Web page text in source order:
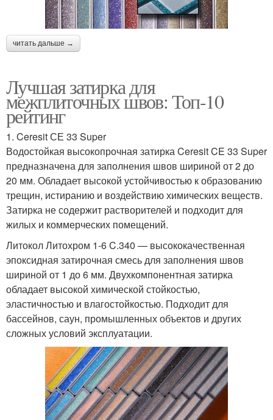
читать дальше →
Лучшая затирка для
межплиточных швов: Топ-10
рейтинг
1. Ceresit СЕ 33 Super
Водостойкая высокопрочная затирка Ceresit CE 33 Super
предназначена для заполнения швов шириной от 2 до
20 мм. Обладает высокой устойчивостью к образованию
трещин, истиранию и воздействию химических веществ.
Затирка не содержит растворителей и подходит для
жилых и коммерческих помещений.
Литокол Литохром 1-6 C.340 — высококачественная
эпоксидная затирочная смесь для заполнения швов
шириной от 1 до 6 мм. Двухкомпонентная затирка
обладает высокой химической стойкостью,
эластичностью и влагостойкостью. Подходит для
бассейнов, саун, промышленных объектов и других
сложных условий эксплуатации.